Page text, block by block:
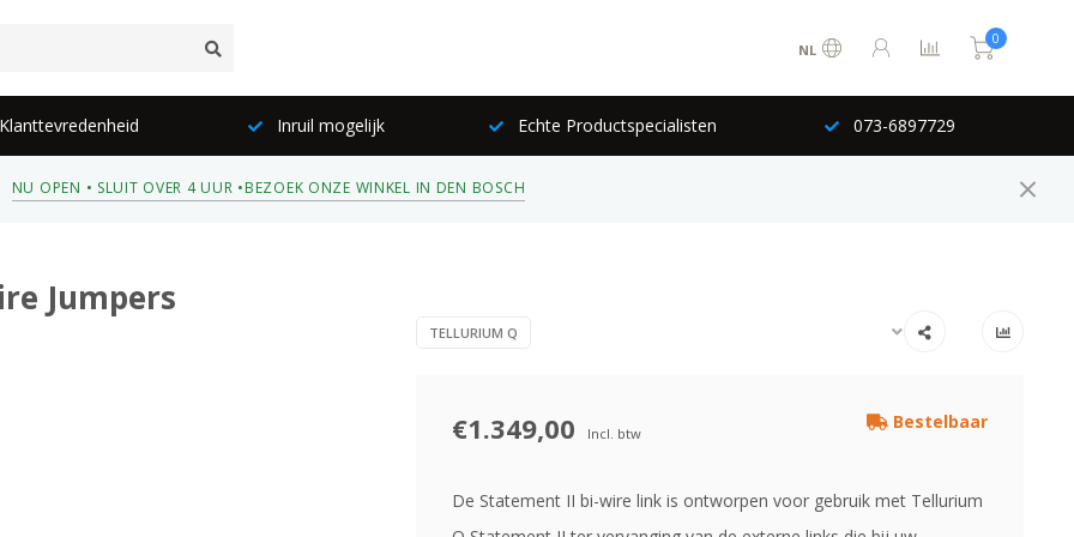
NL
0
Inruil mogelijk Echte Productspecialisten 073-6897729
NU OPEN • SLUIT OVER 4 UUR •BEZOEK ONZE WINKEL IN DEN BOSCH
Jumpers
TELLURIUM Q
€1.349,00 Incl. btw
Bestelbaar
De Statement II bi-wire link is ontworpen voor gebruik met Tellurium